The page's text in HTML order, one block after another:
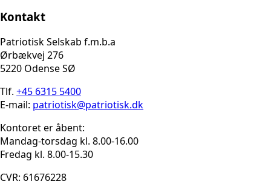
Kontakt
Patriotisk Selskab f.m.b.a
Ørbækvej 276
5220 Odense SØ
Tlf. +45 6315 5400
E-mail: patriotisk@patriotisk.dk
Kontoret er åbent:
Mandag-torsdag kl. 8.00-16.00
Fredag kl. 8.00-15.30
CVR: 61676228